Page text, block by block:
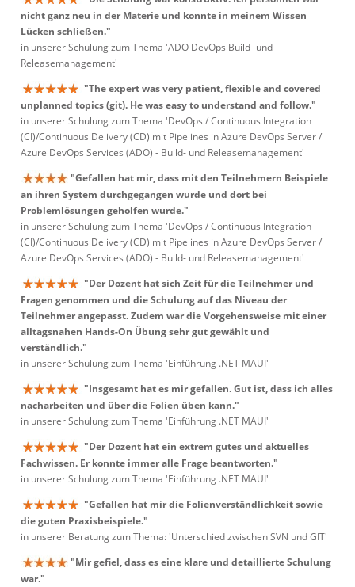
nicht ganz neu in der Materie und konnte in meinem Wissen
Lücken schließen."
in unserer Schulung zum Thema 'ADO DevOps Build- und
Releasemanagement'
"The expert was very patient, flexible and covered
unplanned topics (git). He was easy to understand and follow."
in unserer Schulung zum Thema 'DevOps / Continuous Integration
(CI)/Continuous Delivery (CD) mit Pipelines in Azure DevOps Server /
Azure DevOps Services (ADO) - Build- und Releasemanagement'
"Gefallen hat mir, dass mit den Teilnehmern Beispiele
an ihren System durchgegangen wurde und dort bei
Problemlösungen geholfen wurde."
in unserer Schulung zum Thema 'DevOps / Continuous Integration
(CI)/Continuous Delivery (CD) mit Pipelines in Azure DevOps Server /
Azure DevOps Services (ADO) - Build- und Releasemanagement'
"Der Dozent hat sich Zeit für die Teilnehmer und
Fragen genommen und die Schulung auf das Niveau der
Teilnehmer angepasst. Zudem war die Vorgehensweise mit einer
alltagsnahen Hands-On Übung sehr gut gewählt und
verständlich."
in unserer Schulung zum Thema 'Einführung .NET MAUI'
"Insgesamt hat es mir gefallen. Gut ist, dass ich alles
nacharbeiten und über die Folien üben kann."
in unserer Schulung zum Thema 'Einführung .NET MAUI'
"Der Dozent hat ein extrem gutes und aktuelles
Fachwissen. Er konnte immer alle Frage beantworten."
in unserer Schulung zum Thema 'Einführung .NET MAUI'
"Gefallen hat mir die Folienverständlichkeit sowie
die guten Praxisbeispiele."
in unserer Beratung zum Thema: 'Unterschied zwischen SVN und GIT'
"Mir gefiel, dass es eine klare und detaillierte Schulung
war."